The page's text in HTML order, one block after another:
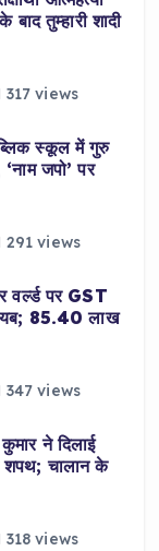
तुम्हारी शादी
317 views
स्कूल में गुरु
जपो’ पर
291 views
वर्ल्ड पर GST
85.40 लाख
347 views
ने दिलाई
शपथ; चालान के
318 views